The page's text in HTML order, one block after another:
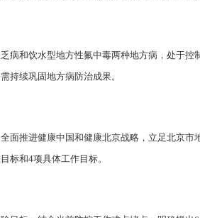
病和饮水型地方性氟中毒两种地方病，处于
持续巩固地方病防治成果。
面推进健康中国和健康北京战略，立足北京
标和4项具体工作目标。